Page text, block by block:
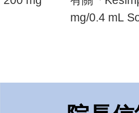
」平台
提供
mg/0.4 mL
見分享」平
敬請踴躍提